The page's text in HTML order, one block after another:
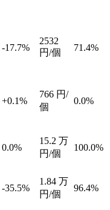
-17.7%
2532
円/個
71.4%
+0.1%
766 円/
個
0.0%
0.0%
15.2 万
円/個
100.0%
-35.5%
1.84 万
円/個
96.4%